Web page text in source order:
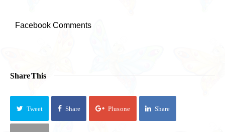
Facebook Comments
Share This
Tweet Share Plus one Share